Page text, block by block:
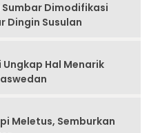
Sumbar Dimodifikasi
Dingin Susulan
Hal Menarik
Meletus, Semburkan